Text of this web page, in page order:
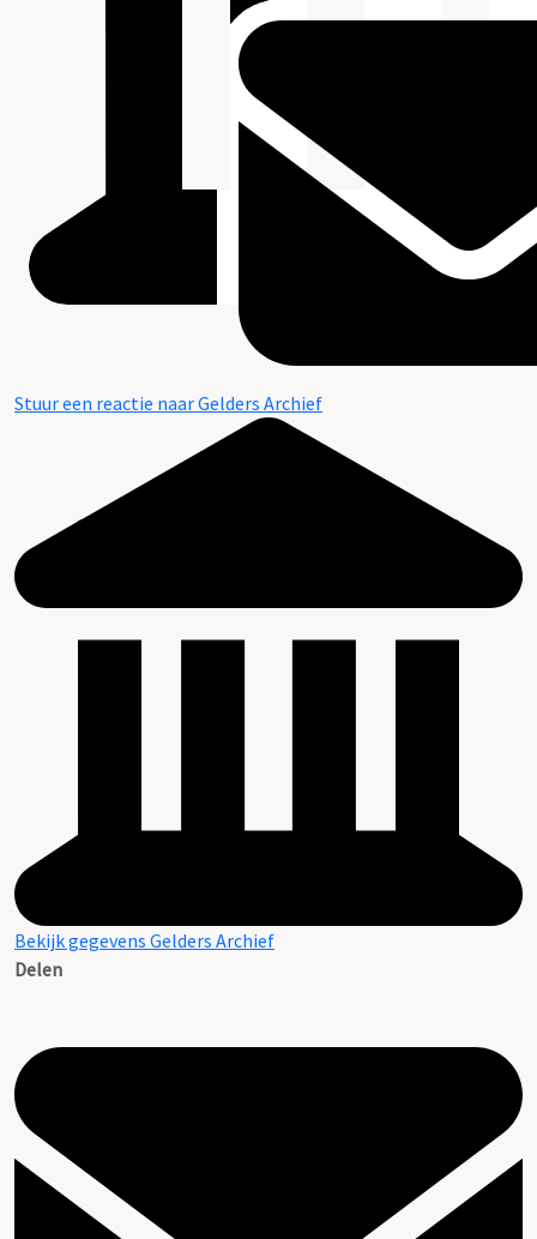
Stuur een reactie naar Gelders Archief
Bekijk gegevens Gelders Archief
Delen